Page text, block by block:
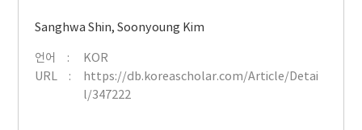
Sanghwa Shin,Soonyoung Kim
언어
KOR
URL
https://db.koreascholar.com/Article/Detai
l/347222